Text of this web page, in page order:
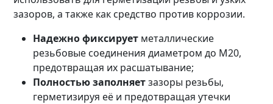
зазоров, а также как средство против коррозии.
Надежно фиксирует металлические
резьбовые соединения диаметром до M20,
предотвращая их расшатывание;
Полностью заполняетзазоры резьбы,
герметизируя её и предотвращая утечки